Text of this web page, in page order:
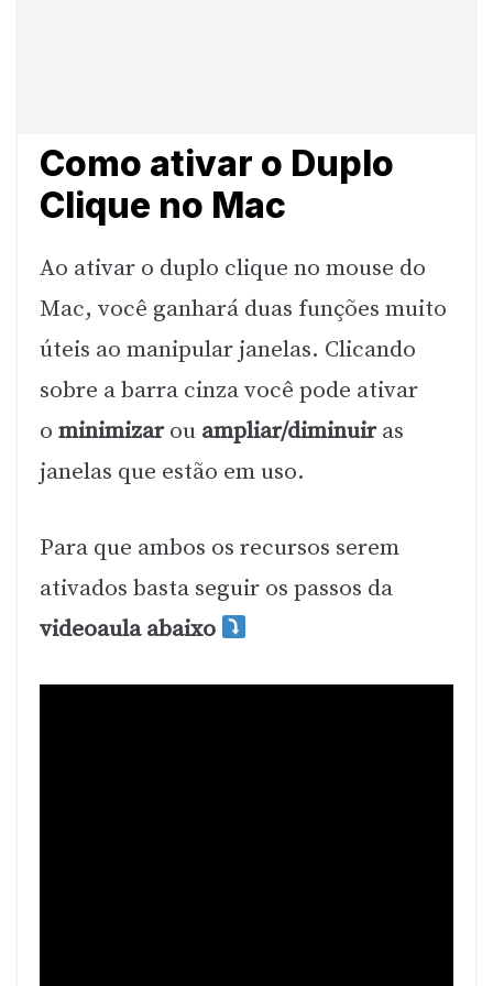
Como ativar o Duplo
Clique no Mac
Ao ativar o duplo clique no mouse do
Mac, você ganhará duas funções muito
úteis ao manipular janelas. Clicando
sobre a barra cinza você pode ativar
o minimizarou ampliar/diminuiras
janelas que estão em uso.
Para que ambos os recursos serem
ativados basta seguir os passos da
videoaula abaixo